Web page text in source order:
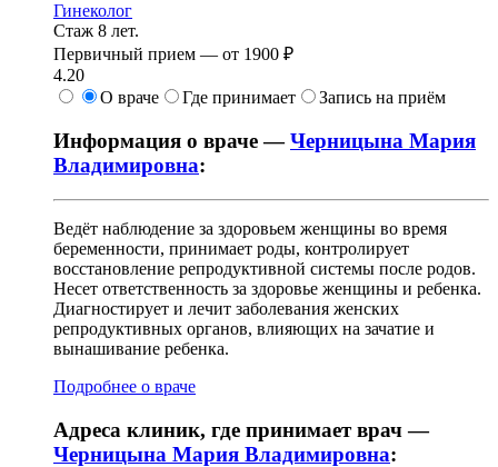
Гинеколог
Стаж 8 лет.
Первичный прием — от 1900 ₽
4.20
О враче
Где принимает Запись на приём
Информация о враче —Черницына Мария
Владимировна:
Ведёт наблюдение за здоровьем женщины во время
беременности, принимает роды, контролирует
восстановление репродуктивной системы после родов.
Несет ответственность за здоровье женщины и ребенка.
Диагностирует и лечит заболевания женских
репродуктивных органов, влияющих на зачатие и
вынашивание ребенка.
Подробнее о враче
Адреса клиник, где принимает врач —
Черницына Мария Владимировна: